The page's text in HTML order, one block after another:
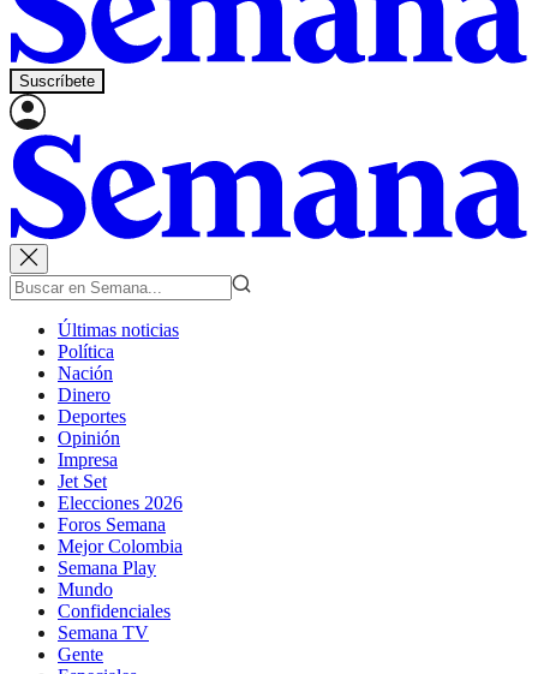
Suscríbete
Últimas noticias
Política
Nación
Dinero
Deportes
Opinión
Impresa
Jet Set
Elecciones 2026
Foros Semana
Mejor Colombia
Semana Play
Mundo
Confidenciales
Semana TV
Gente